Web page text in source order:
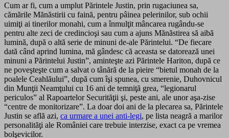
Cum ar fi, cum a umplut Părintele Justin, prin rugaciunea sa,
cămările Mănăstirii cu faină, pentru pâinea pelerinilor, sub ochii
uimiţi ai tinerilor monahi, cum a înmulţit mâncarea rugându-se
pentru alte zeci de credincioşi sau cum a ajuns Mănăstirea să aibă
lumină, după o altă serie de minuni de-ale Părintelui. “De fiecare
dată când aprind lumina, mă gândesc că aceasta se datorează unei
minuni a Părintelui Justin”, aminteşte azi Părintele Hariton, după ce
ne poveşteşte cum a salvat o tânără de la pieire “bietul monah de la
poalele Ceahlăului”, după cum îşi spunea, cu smerenie, Duhovnicul
din Munţii Neamţului cu 16 ani de temniţă grea, “legionarul
periculos” al Rapoartelor Securităţii şi, peste ani, ale unor aşa-zise
“centre de monitorizare”. La doar doi ani de la plecarea sa, Părintele
Justin se află azi, ca urmare a unei anti-legi, pe lista neagră a marilor
personalităţi ale României care trebuie interzise, exact ca pe vremea
bolşevicilor.